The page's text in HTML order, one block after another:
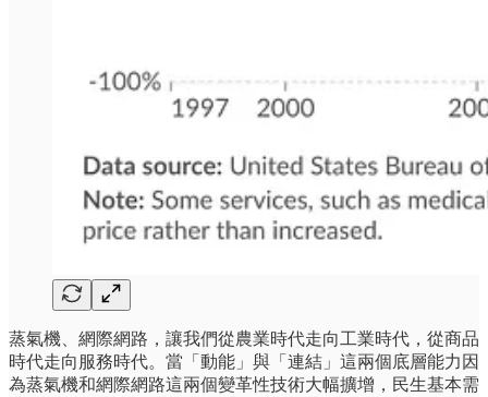
蒸氣機、網際網路，讓我們從農業時代走向工業時代，從商品
時代走向服務時代。當「動能」與「連結」這兩個底層能力因
為蒸氣機和網際網路這兩個變革性技術大幅擴增，民生基本需